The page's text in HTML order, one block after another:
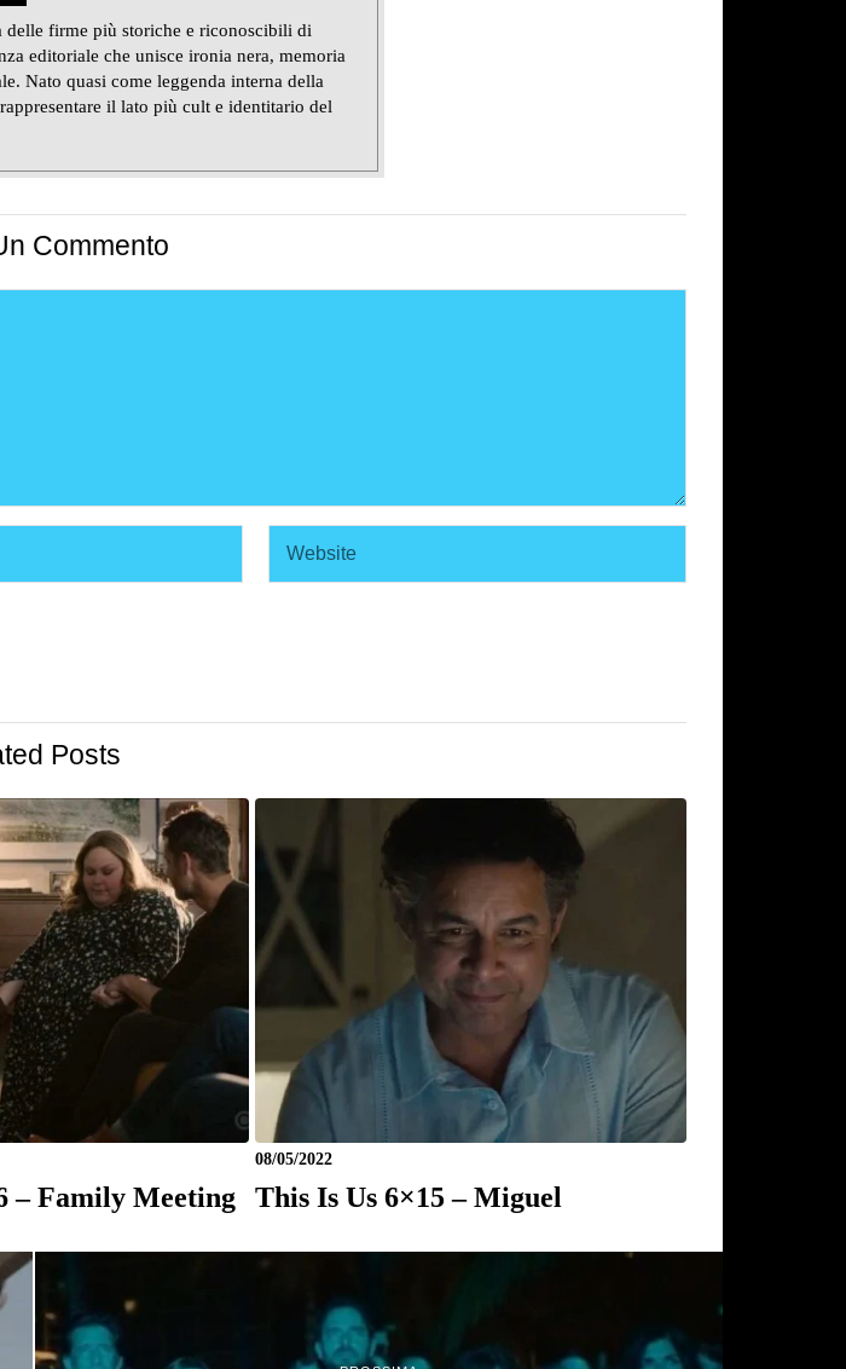
delle firme più storiche e riconoscibili di
editoriale che unisce ironia nera, memoria
Nato quasi come leggenda interna della
il lato più cult e identitario del
Commento
Posts
– Family Meeting
08/05/2022
This Is Us 6×15 – Miguel